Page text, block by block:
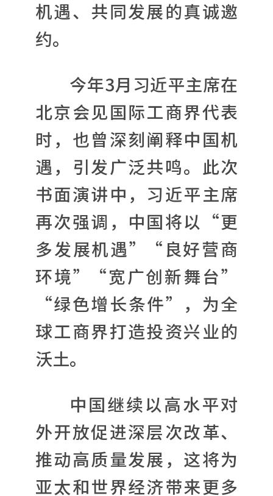
机遇、共同发展的真诚邀
约。
今年3月习近平主席在
北京会见国际工商界代表
时，也曾深刻阐释中国机
遇，引发广泛共鸣。此次
书面演讲中，习近平主席
再次强调，中国将以“更
多发展机遇”“良好营商
环境”“宽广创新舞台”
“绿色增长条件”，为全
球工商界打造投资兴业的
沃土。
中国继续以高水平对
外开放促进深层次改革、
推动高质量发展，这将为
亚太和世界经济带来更多